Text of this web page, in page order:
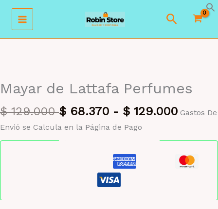
contenido
Buscar
Mayar de Lattafa Perfumes
$129.000 $ 68.370 - $ 129.000 Gastos De
Envió se Calcula en la Página de Pago